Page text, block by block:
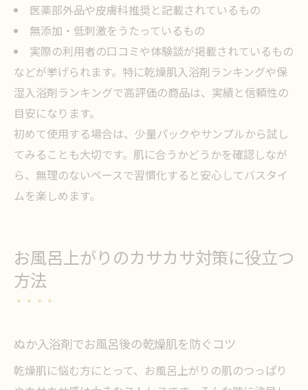
医薬部外品や皮膚科推奨と記載されているもの
無添加・低刺激をうたっているもの
実際の利用者の口コミや体験談が掲載されているもの
などが挙げられます。特に乾燥肌入浴剤ランキングや保
湿入浴剤ランキングで高評価の商品は、実績と信頼性の
目安になります。
初めて使用する場合は、少量パックやサンプルから試し
てみることも大切です。肌に合うかどうかを確認しなが
ら、無理のないペースで習慣化すると安心してバスタイ
ムを楽しめます。
お風呂上がりのカサカサ対策に役立つ
方法
ぬか入浴剤でお風呂後の乾燥肌を防ぐコツ
乾燥肌に悩む方にとって、お風呂上がりの肌のつっぱり